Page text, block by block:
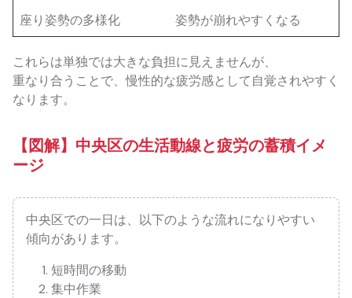
座り姿勢の多様化
姿勢が崩れやすくなる
これらは単独では大きな負担に見えませんが、
重なり合うことで、慢性的な疲労感として自覚されやすく
なります。
【図解】中央区の生活動線と疲労の蓄積イメ
ージ
中央区での一日は、以下のような流れになりやすい
傾向があります。
短時間の移動
集中作業